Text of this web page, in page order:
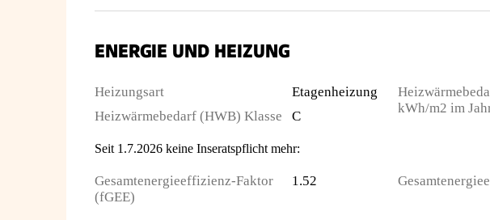
ENERGIE UND HEIZUNG
Heizungsart
Etagenheizung
Heizwärmebedarf (HWB) Klasse
C
kWh/m2 im
Seit 1.7.2026 keine Inseratspflicht mehr:
Gesamtenergieeffizienz-Faktor
(fGEE)
1.52